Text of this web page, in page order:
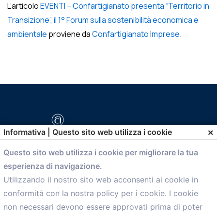
L’articoloEVENTI – Confartigianato presenta “Territorio in
Transizione”, il 1° Forum sulla sostenibilità economica e
ambientale proviene daConfartigianato Imprese.
comunicazione@confartigianato.bo.it
Menù
Informativa | Questo sito web utilizza i cookie ×
Questo sito web utilizza i cookie per migliorare la tua
esperienza di navigazione.
Utilizzando il nostro sito web acconsenti ai cookie in
conformità con la nostra policy per i cookie. I cookie
non necessari devono essere approvati prima di poter